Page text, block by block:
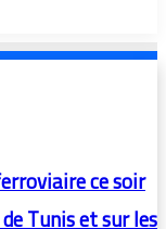
ce soir
Tunis et sur les